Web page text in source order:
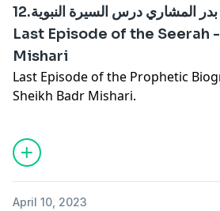
12.الحلقة الأخيرة الشيخ بدر المشاري درس السيرة النبوية
Last Episode of the Seerah
Mishari
Last Episode of the Prophetic
Sheikh Badr Mishari.
April 10, 2023